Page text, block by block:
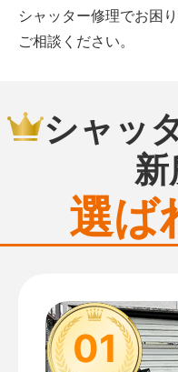
シャッター修理でお困
ご相談ください。
シャッ
選ば
01